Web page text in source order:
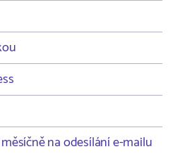
na odesílání e-mailu